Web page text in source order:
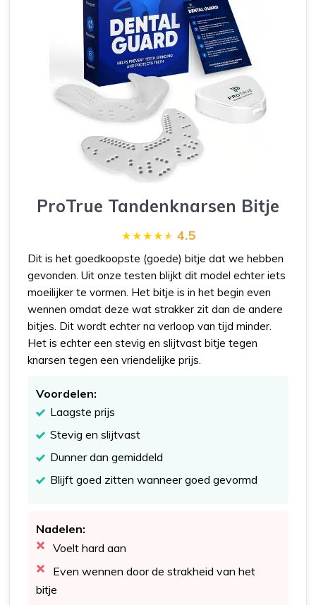
ProTrue Tandenknarsen Bitje
4.5
Dit is het goedkoopste (goede) bitje dat we hebben
gevonden. Uit onze testen blijkt dit model echter iets
moeilijker te vormen. Het bitje is in het begin even
wennen omdat deze wat strakker zit dan de andere
bitjes. Dit wordt echter na verloop van tijd minder.
Het is echter een stevig en slijtvast bitje tegen
knarsen tegen een vriendelijke prijs.
Voordelen:
Laagste prijs
Stevig en slijtvast
Dunner dan gemiddeld
Blijft goed zitten wanneer goed gevormd
Nadelen:
Voelt hard aan
Even wennen door de strakheid van het
bitje